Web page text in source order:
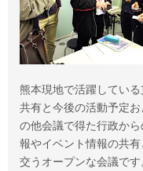
熊本現地で活躍してい
共有と今後の活動予定
の他会議で得た行政か
報やイベント情報の共
交うオープンな会議です